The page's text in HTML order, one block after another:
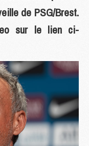
de PSG/Brest.
sur le lien ci-